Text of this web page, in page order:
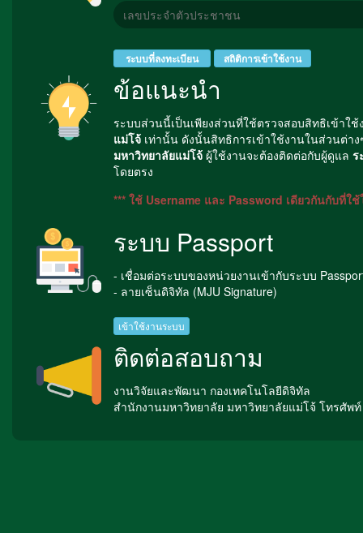
ระบบที่ลงทะเบียน สถิติการเข้าใช้งาน
ข้อแนะนำ
ระบบส่วนนี้เป็นเพียงส่วนที่ใช้ตรวจสอบสิทธิเข้าใ
แม่โจ้ เท่านั้น ดังนั้นสิทธิการเข้าใช้งานในส่วนต่า
มหาวิทยาลัยแม่โจ้ ผู้ใช้งานจะต้องติดต่อกับผู้ดูแล ร
โดยตรง
*** ใช้ Username และ Password เดียวกันกับที่ใ
ระบบ Passport
- เชื่อมต่อระบบของหน่วยงานเข้ากับระบบ
- ลายเซ็นดิจิทัล (MJU Signature)
เข้าใช้งานระบบ
ติดต่อสอบถาม
งานวิจัยและพัฒนา กองเทคโนโลยีดิจิทัล
สำนักงานมหาวิทยาลัย มหาวิทยาลัยแม่โจ้ โทรศัพ